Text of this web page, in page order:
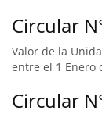
Circular
Valor de la
entre el 1 Enero
Circular